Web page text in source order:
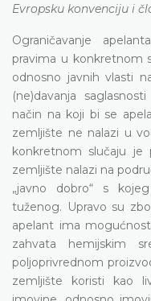
Evropsku konvenciju i
Ograničavanje
pravima u konkretnom
odnosno javnih vlasti
(ne)davanja
način na koji bi se
zemljište ne nalazi u
konkretnom slučaju je
zemljište nalazi na
„javno dobro“ s
tuženog. Upravo su
apelant ima
zahvata hemijskim
poljoprivrednom
zemljište koristi kao